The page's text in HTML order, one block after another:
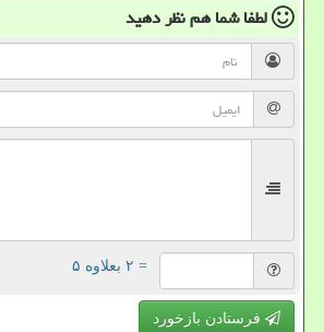
لطفا شما همنظر دهید
= ۲ بعلاوه ۵
فرستادن بازخورد